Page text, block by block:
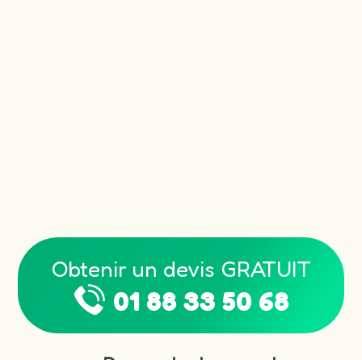
Obtenir un devis GRATUIT
01 88 33 50 68